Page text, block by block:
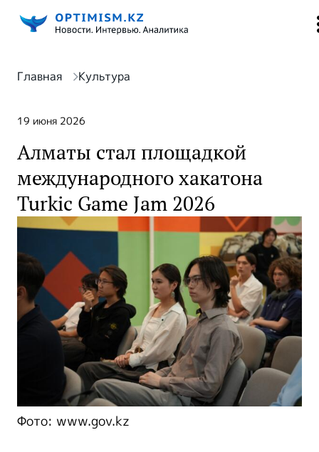
Главная Культура
19 июня 2026
Алматы стал площадкой
международного хакатона
Turkic Game Jam 2026
Фото: www.gov.kz